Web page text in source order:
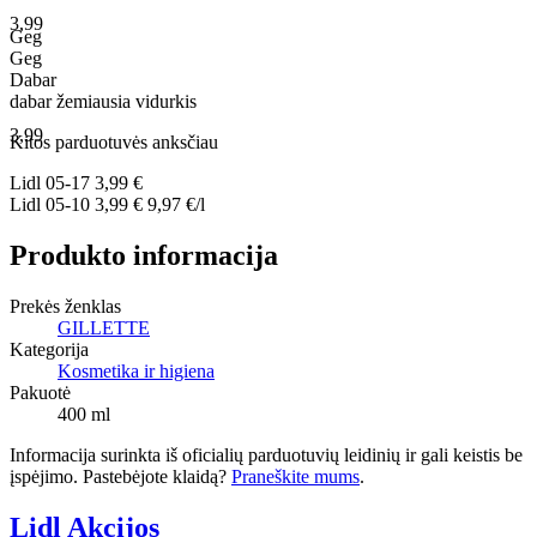
3,99
3,99
Geg
Geg
Dabar
dabaržemiausia vidurkis
Kitos parduotuvės anksčiau
Lidl 05-17 3,99 €
Lidl 05-10 3,99 € 9,97 €/l
Produkto informacija
Prekės ženklas
GILLETTE
Kategorija
Kosmetika ir higiena
Pakuotė
400 ml
Informacija surinkta iš oficialių parduotuvių leidinių ir gali keistis be
įspėjimo. Pastebėjote klaidą? Praneškite mums.
Lidl Akcijos